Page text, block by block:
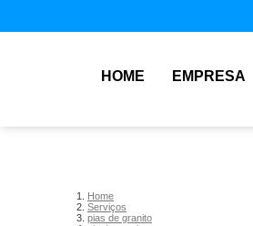
HOME EMPRESA
Home
Serviços
pias de granito